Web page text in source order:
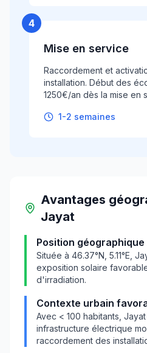
4
Mise en service
Raccordement et
installation. Début des
1250€/an dès la mise en
1-2 semaines
Avantages
Jayat
Position géographique
Située à 46.37°N, 5.11°E,
exposition solaire
d'irradiation.
Contexte urbain
Avec < 100 habitants, Jayat
infrastructure électrique
raccordement des